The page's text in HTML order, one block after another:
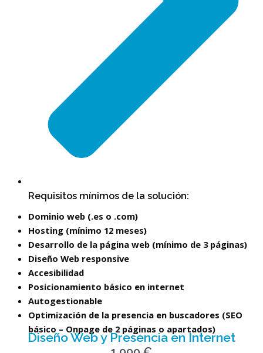
Requisitos mínimos de la solución:
Dominio web (.es o .com)
Hosting (mínimo 12 meses)
Desarrollo de la página web (mínimo de 3 páginas)
Diseño Web responsive
Accesibilidad
Posicionamiento básico en internet
Autogestionable
Optimización de la presencia en buscadores (SEO
básico – Onpage de 2 páginas o apartados)
Diseño Web y Presencia en Internet